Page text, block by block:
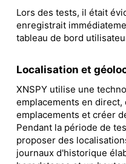
Lors des tests, il était
enregistrait
tableau de bord
Localisation et
XNSPY utilise une
emplacements en
emplacements et créer
Pendant la période de
proposer des
journaux d'historique